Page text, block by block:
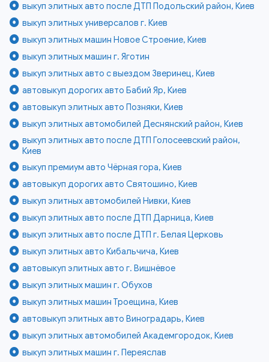
выкуп элитных авто после ДТП Подольский район, Киев
выкуп элитных универсалов г. Киев
выкуп элитных машин Новое Строение, Киев
выкуп элитных машин г. Яготин
выкуп элитных авто с выездом Зверинец, Киев
автовыкуп дорогих авто Бабий Яр, Киев
автовыкуп элитных авто Позняки, Киев
выкуп элитных автомобилей Деснянский район, Киев
выкуп элитных авто после ДТП Голосеевский район,
Киев
выкуп премиум авто Чёрная гора, Киев
автовыкуп дорогих авто Святошино, Киев
выкуп элитных автомобилей Нивки, Киев
выкуп элитных авто после ДТП Дарница, Киев
выкуп элитных авто после ДТП г. Белая Церковь
выкуп элитных авто Кибальчича, Киев
автовыкуп элитных авто г. Вишнёвое
выкуп элитных машин г. Обухов
выкуп элитных машин Троещина, Киев
автовыкуп элитных авто Виноградарь, Киев
выкуп элитных автомобилей Академгородок, Киев
выкуп элитных машин г. Переяслав